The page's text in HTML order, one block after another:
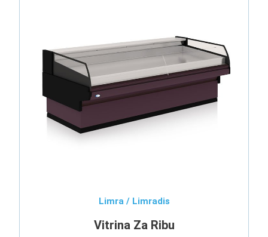
Limra / Limradis
Vitrina Za Ribu